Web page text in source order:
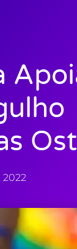
2022